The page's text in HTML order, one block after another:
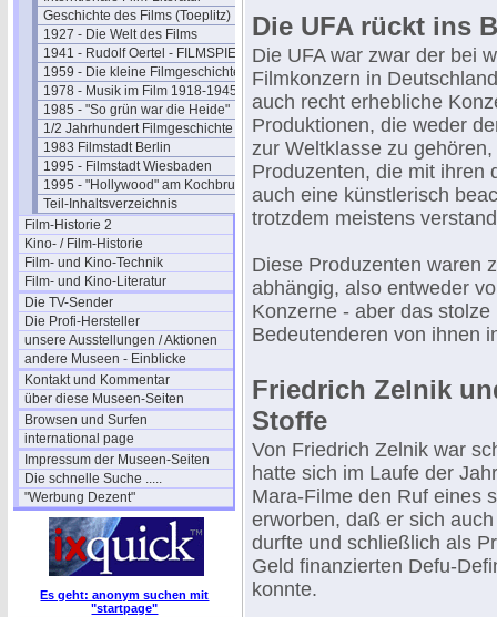
Geschichte des Films (Toeplitz)
1927 - Die Welt des Films
1941 - Rudolf Oertel - FILMSPIEGEL
1959 - Die kleine Filmgeschichte
1978 - Musik im Film 1918-1945
1985 - "So grün war die Heide"
1/2 Jahrhundert Filmgeschichte
1983 Filmstadt Berlin
1995 - Filmstadt Wiesbaden
1995 - "Hollywood" am Kochbrunnen
Teil-Inhaltsverzeichnis
Film-Historie 2
Kino- / Film-Historie
Film- und Kino-Technik
Film- und Kino-Literatur
Die TV-Sender
Die Profi-Hersteller
unsere Ausstellungen / Aktionen
andere Museen - Einblicke
Kontakt und Kommentar
über diese Museen-Seiten
Browsen und Surfen
international page
Impressum der Museen-Seiten
Die schnelle Suche .....
"Werbung Dezent"
Es geht: anonym suchen mit
"startpage"
Die UFA rückt ins
Die UFA war zwar der bei
Filmkonzern in
auch recht erhebliche
Produktionen, die weder
zur Weltklasse zu
Produzenten, die mit ihren
auch eine künstlerisch
trotzdem meistens
Diese Produzenten waren
abhängig, also entweder
Konzerne - aber das
Bedeutenderen von ihnen
Friedrich Zelnik
Stoffe
Von Friedrich Zelnik war
hatte sich im Laufe der
Mara-Filme den Ruf eines
erworben, daß er sich
durfte und schließlich als
Geld finanzierten Defu-
konnte.